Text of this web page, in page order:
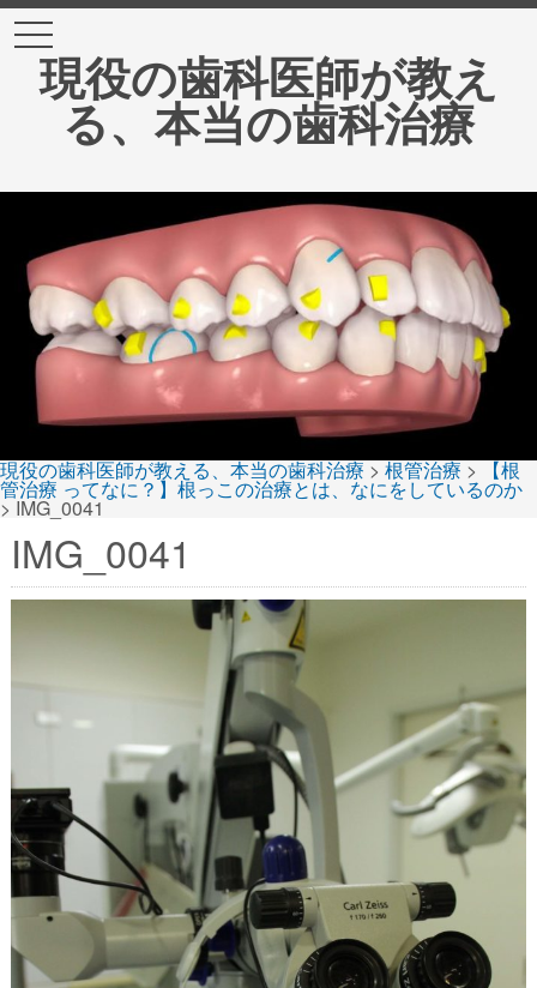
現役の歯科医師が教え
る、本当の歯科治療
t
o
g
i
i
o
n
現役の歯科医師が教える、本当の歯科治療>根管治療>【根
管治療 ってなに？】根っこの治療とは、なにをしているのか
>IMG_0041
IMG_0041